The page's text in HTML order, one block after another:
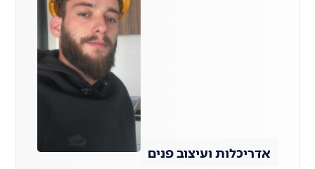
אדריכלות ועיצוב פנים